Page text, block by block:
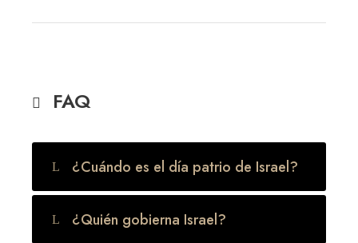
FAQ
¿Cuándo es el día patrio de Israel?
¿Quién gobierna Israel?